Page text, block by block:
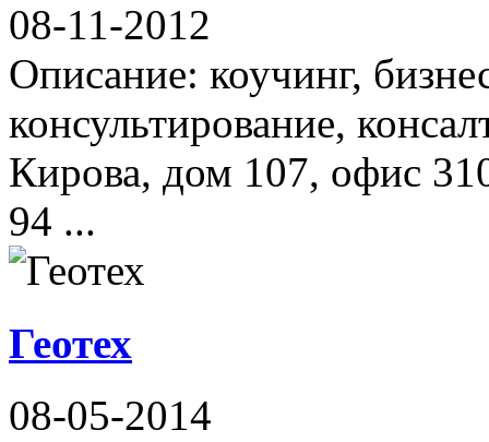
08-11-2012
Описание: коучинг,
консультирование,
Кирова, дом 107, офис
94 ...
Геотех
08-05-2014